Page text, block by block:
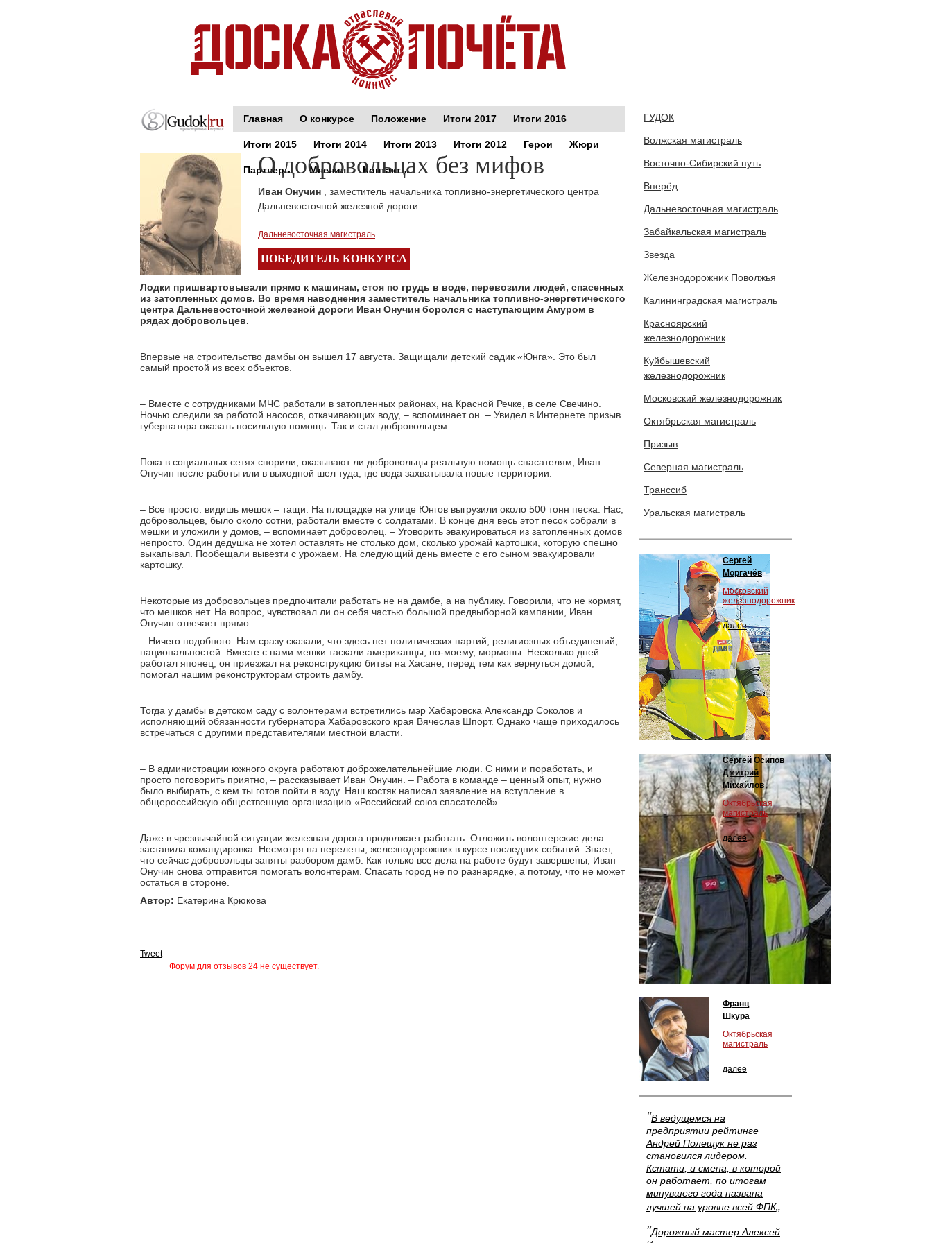
Главная О конкурсе Положение Итоги 2017 Итоги 2016
Итоги 2015 Итоги 2014 Итоги 2013 Итоги 2012 Герои Жюри
Партнеры Мнения Контакты
О добровольцах без мифов
Иван Онучин
, заместитель начальника топливно-энергетического центра
Дальневосточной железной дороги
Дальневосточная магистраль
ПОБЕДИТЕЛЬ КОНКУРСА
Лодки пришвартовывали прямо к машинам, стоя по грудь в воде, перевозили людей, спасенных
из затопленных домов. Во время наводнения заместитель начальника топливно-энергетического
центра Дальневосточной железной дороги Иван Онучин боролся с наступающим Амуром в
рядах добровольцев.
Впервые на строительство дамбы он вышел 17 августа. Защищали детский садик «Юнга». Это был
самый простой из всех объектов.
– Вместе с сотрудниками МЧС работали в затопленных районах, на Красной Речке, в селе Свечино.
Ночью следили за работой насосов, откачивающих воду, – вспоминает он. – Увидел в Интернете призыв
губернатора оказать посильную помощь. Так и стал добровольцем.
Пока в социальных сетях спорили, оказывают ли добровольцы реальную помощь спасателям, Иван
Онучин после работы или в выходной шел туда, где вода захватывала новые территории.
– Все просто: видишь мешок – тащи. На площадке на улице Юнгов выгрузили около 500 тонн песка. Нас,
добровольцев, было около сотни, работали вместе с солдатами. В конце дня весь этот песок собрали в
мешки и уложили у домов, – вспоминает доброволец. – Уговорить эвакуироваться из затопленных домов
непросто. Один дедушка не хотел оставлять не столько дом, сколько урожай картошки, которую спешно
выкапывал. Пообещали вывезти с урожаем. На следующий день вместе с его сыном эвакуировали
картошку.
Некоторые из добровольцев предпочитали работать не на дамбе, а на публику. Говорили, что не кормят,
что мешков нет. На вопрос, чувствовал ли он себя частью большой предвыборной кампании, Иван
Онучин отвечает прямо:
– Ничего подобного. Нам сразу сказали, что здесь нет политических партий, религиозных объединений,
национальностей. Вместе с нами мешки таскали американцы, по-моему, мормоны. Несколько дней
работал японец, он приезжал на реконструкцию битвы на Хасане, перед тем как вернуться домой,
помогал нашим реконструкторам строить дамбу.
Тогда у дамбы в детском саду с волонтерами встретились мэр Хабаровска Александр Соколов и
исполняющий обязанности губернатора Хабаровского края Вячеслав Шпорт. Однако чаще приходилось
встречаться с другими представителями местной власти.
– В администрации южного округа работают доброжелательнейшие люди. С ними и поработать, и
просто поговорить приятно, – рассказывает Иван Онучин. – Работа в команде – ценный опыт, нужно
было выбирать, с кем ты готов пойти в воду. Наш костяк написал заявление на вступление в
общероссийскую общественную организацию «Российский союз спасателей».
Даже в чрезвычайной ситуации железная дорога продолжает работать. Отложить волонтерские дела
заставила командировка. Несмотря на перелеты, железнодорожник в курсе последних событий. Знает,
что сейчас добровольцы заняты разбором дамб. Как только все дела на работе будут завершены, Иван
Онучин снова отправится помогать волонтерам. Спасать город не по разнарядке, а потому, что не может
остаться в стороне.
Автор: Екатерина Крюкова
Tweet
Форум для отзывов 24 не существует.
ГУДОК
Волжская магистраль
Восточно-Сибирский путь
Вперёд
Дальневосточная магистраль
Забайкальская магистраль
Звезда
Железнодорожник Поволжья
Калининградская магистраль
Красноярский
железнодорожник
Куйбышевский
железнодорожник
Московский железнодорожник
Октябрьская магистраль
Призыв
Северная магистраль
Транссиб
Уральская магистраль
Сергей
Моргачёв
Московский
железнодорожник
далее
Сергей Осипов
Дмитрий
Михайлов
Октябрьская
магистраль
далее
Франц
Шкура
Октябрьская
магистраль
далее
”В ведущемся на
предприятии рейтинге
Андрей Полещук не раз
становился лидером.
Кстати, и смена, в которой
он работает, по итогам
минувшего года названа
лучшей на уровне всей ФПК„
”Дорожный мастер Алексей